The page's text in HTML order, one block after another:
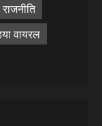
राजनीति
वायरल